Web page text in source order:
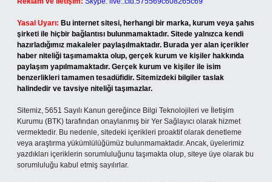
Yasal Uyarı: Bu internet sitesi, herhangi bir marka, kurum veya şahıs
şirketi ile hiçbir bağlantısı bulunmamaktadır. Sitede yalnızca kendi
hazırladığımız makaleler paylaşılmaktadır. Burada yer alan içerikler
haber niteliği taşımamakta olup, gerçek kurum ve kişiler hakkında
paylaşım yapılmamaktadır. Gerçek kurum ve kişiler ile isim
benzerlikleri tamamen tesadüfidir. Sitemizdeki bilgiler taslak
halindedir ve tavsiye niteliği taşımazlar.
Sitemiz, 5651 Sayılı Kanun gereğince Bilgi Teknolojileri ve İletişim
Kurumu (BTK) tarafından onaylanmış bir Yer Sağlayıcı olarak hizmet
vermektedir. Bu nedenle, sitedeki içerikleri proaktif olarak denetleme
veya araştırma yükümlülüğümüz bulunmamaktadır. Ancak, üyelerimiz
yazdıkları içeriklerin sorumluluğunu taşımakta olup, siteye üye olarak bu
sorumluluğu kabul etmiş sayılırlar.